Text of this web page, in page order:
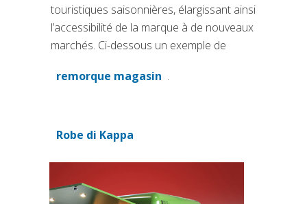
touristiques saisonnières, élargissant ainsi
l’accessibilité de la marque à de nouveaux
marchés. Ci-dessous un exemple de
remorque magasin
(si apre in una nuova scheda)
.
Robe di Kappa
(si apre in una nuova scheda)